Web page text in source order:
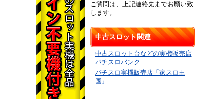
ご質問は、上記連絡先までお願い致
します。
中古スロット関連
中古スロット台などの実機販売店
パチスロバンク
パチスロ実機販売店「家スロ王
国」